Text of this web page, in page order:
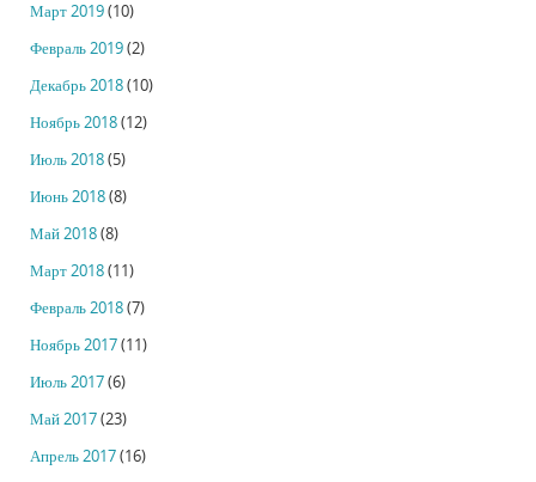
Март 2019(10)
Февраль 2019(2)
Декабрь 2018(10)
Ноябрь 2018(12)
Июль 2018(5)
Июнь 2018(8)
Май 2018(8)
Март 2018(11)
Февраль 2018(7)
Ноябрь 2017(11)
Июль 2017(6)
Май 2017(23)
Апрель 2017(16)